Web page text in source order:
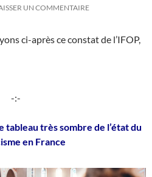
UN COMMENTAIRE
ci-après ce constat de l’IFOP,
-:-
tableau très sombre de l’état du
en France